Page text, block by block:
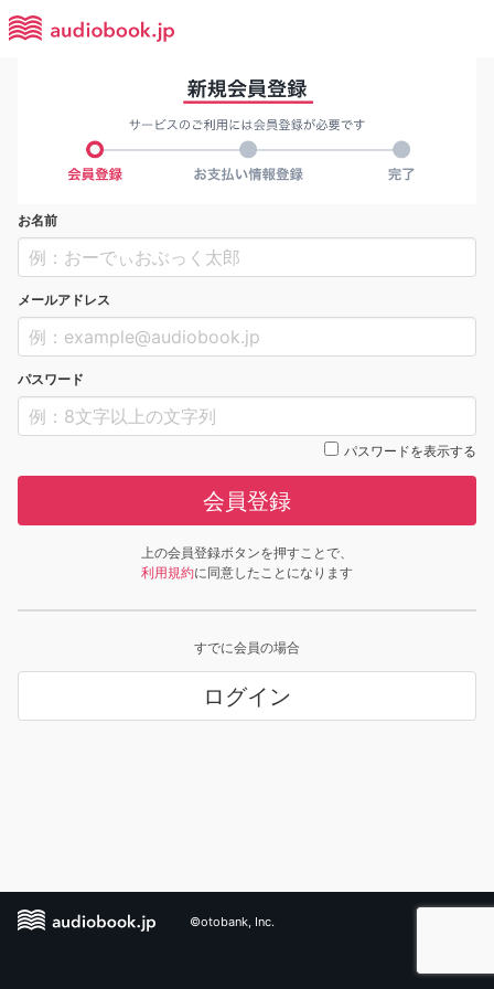
お名前
メールアドレス
パスワード
パスワードを表示する
会員登録
上の会員登録ボタンを押すことで、
利用規約に同意したことになります
すでに会員の場合
ログイン
©otobank, Inc.